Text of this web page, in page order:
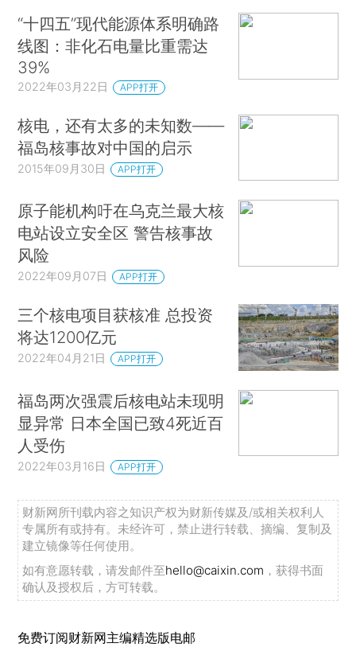
“十四五”现代能源体系明确路
线图：非化石电量比重需达
39%
2022年03月22日 APP打开
核电，还有太多的未知数——
福岛核事故对中国的启示
2015年09月30日 APP打开
原子能机构吁在乌克兰最大核
电站设立安全区 警告核事故
风险
2022年09月07日 APP打开
三个核电项目获核准 总投资
将达1200亿元
2022年04月21日 APP打开
福岛两次强震后核电站未现明
显异常 日本全国已致4死近百
人受伤
2022年03月16日 APP打开
财新网所刊载内容之知识产权为财新传媒及/或相关权利人
专属所有或持有。未经许可，禁止进行转载、摘编、复制及
建立镜像等任何使用。
如有意愿转载，请发邮件至hello@caixin.com ，获得书面
确认及授权后，方可转载。
免费订阅财新网主编精选版电邮